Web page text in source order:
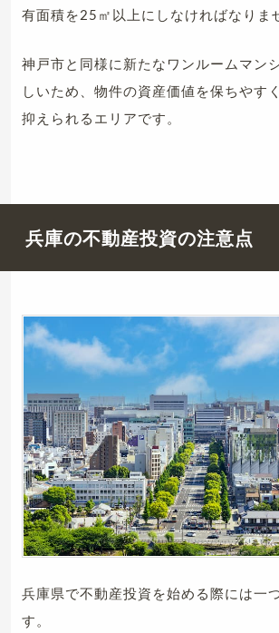
有面積を25㎡以上にしなければなりま
神戸市と同様に新たなワンルームマン
しいため、物件の資産価値を保ちやす
抑えられるエリアです。
兵庫の不動産投資の注意点
兵庫県で不動産投資を始める際には一
す。